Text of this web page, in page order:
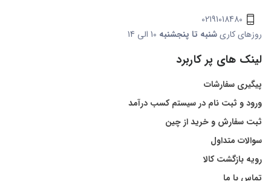
02191018480
روزهای کاریشنبه تا پنجشنبه
لینک های پر کاربرد
پیگیری سفارشات
ورود و ثبت نام در سیستم کسب درآمد
ثبت سفارش و خرید از چین
سوالات متداول
رویه بازگشت کالا
تماس با ما